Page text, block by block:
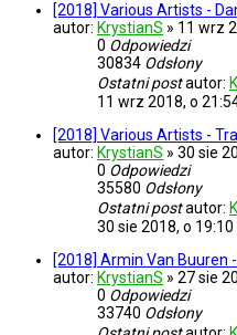
[2018] Various Artists -
autor: KrystianS » 11 wrz
0 Odpowiedzi
30834 Odsłony
Ostatni postautor:
11 wrz 2018, o
[2018] Various Artists -
autor: KrystianS » 30 sie
0 Odpowiedzi
35580 Odsłony
Ostatni postautor:
30 sie 2018, o 19:10
[2018] Armin Van Buuren
autor: KrystianS » 27 sie
0 Odpowiedzi
33740 Odsłony